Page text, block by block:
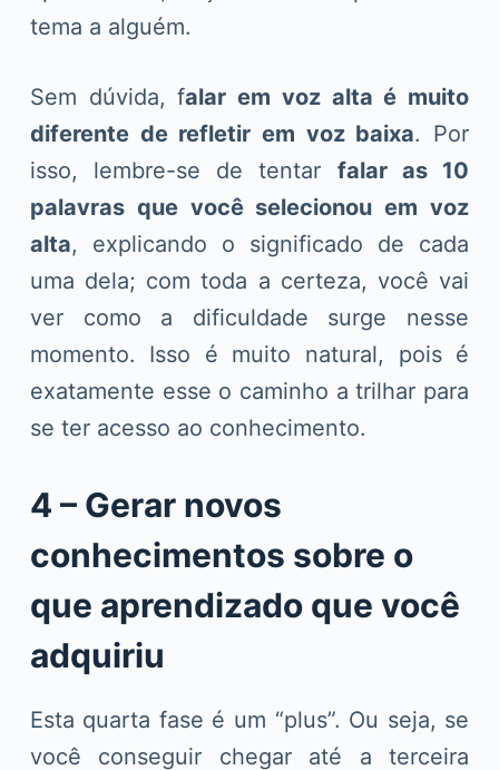
tema a alguém.
Sem dúvida, falar em voz alta é muito
diferente de refletir em voz baixa. Por
isso, lembre-se de tentar falar as 10
palavras que você selecionou em voz
alta, explicando o significado de cada
uma dela; com toda a certeza, você vai
ver como a dificuldade surge nesse
momento. Isso é muito natural, pois é
exatamente esse o caminho a trilhar para
se ter acesso ao conhecimento.
4 – Gerar novos
conhecimentos sobre o
que aprendizado que você
adquiriu
Esta quarta fase é um “plus”. Ou seja, se
você conseguir chegar até a terceira